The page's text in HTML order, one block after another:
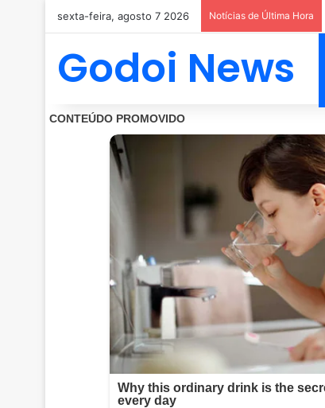
sexta-feira, agosto 7 2026 Notícias de Última Hora
Godoi News